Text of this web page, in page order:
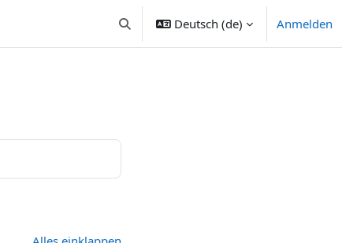
Sucheingabe umschalten
Deutsch ‎(de)‎ Anmelden